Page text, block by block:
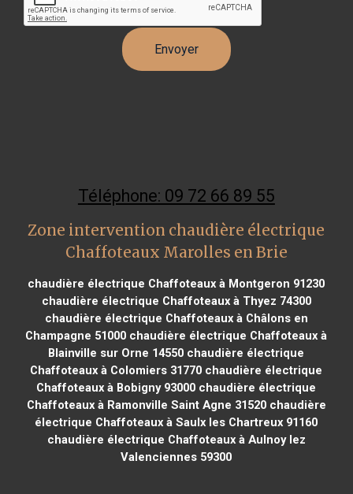
Téléphone: 09 72 66 89 55
Zone intervention chaudière électrique
Chaffoteaux Marolles en Brie
chaudière électrique Chaffoteaux à Montgeron 91230
chaudière électrique Chaffoteaux à Thyez 74300
chaudière électrique Chaffoteaux à Châlons en
Champagne 51000 chaudière électrique Chaffoteaux à
Blainville sur Orne 14550 chaudière électrique
Chaffoteaux à Colomiers 31770 chaudière électrique
Chaffoteaux à Bobigny 93000 chaudière électrique
Chaffoteaux à Ramonville Saint Agne 31520chaudière
électrique Chaffoteaux à Saulx les Chartreux 91160
chaudière électrique Chaffoteaux à Aulnoy lez
Valenciennes 59300